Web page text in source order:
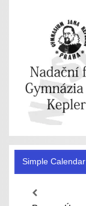
Simple Calendar